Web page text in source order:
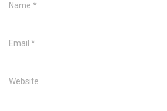
Name *
Email *
Website